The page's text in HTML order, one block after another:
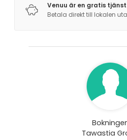
Venuu är en gratis tjänst
Betala direkt till lokalen
Tawastia